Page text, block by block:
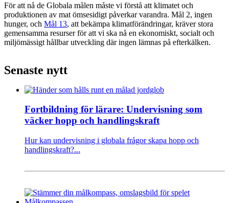
För att nå de Globala målen måste vi förstå att klimatet och
produktionen av mat ömsesidigt påverkar varandra. Mål 2, ingen
hunger, och Mål 13, att bekämpa klimatförändringar, kräver stora
gemensamma resurser för att vi ska nå en ekonomiskt, socialt och
miljömässigt hållbar utveckling där ingen lämnas på efterkälken.
Senaste nytt
Fortbildning för lärare: Undervisning som
väcker hopp och handlingskraft
Hur kan undervisning i globala frågor skapa hopp och
handlingskraft?...